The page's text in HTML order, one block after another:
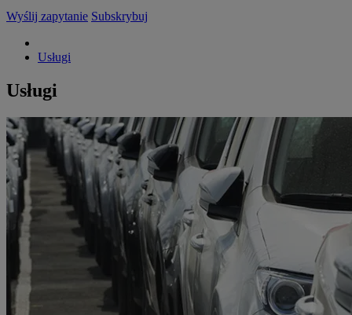
Wyślij zapytanie Subskrybuj
Usługi
Usługi